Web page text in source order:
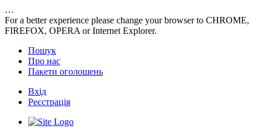
…
For a better experience please change your browser to CHROME,
FIREFOX, OPERA or Internet Explorer.
Пошук
Про нас
Пакети оголошень
Вхід
Реєстрація